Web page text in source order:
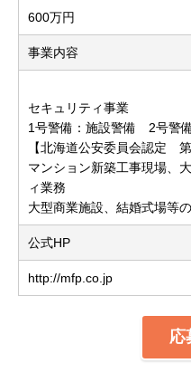
600万円
事業内容
セキュリティ事業
1号警備：施設警備 2号警
【北海道公安委員会認定
マンション新築工事現場、
ィ業務
大型商業施設、結婚式場等
公式HP
http://mfp.co.jp
応